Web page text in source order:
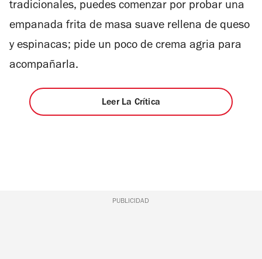
tradicionales, puedes comenzar por probar una
empanada frita de masa suave rellena de queso
y espinacas; pide un poco de crema agria para
acompañarla.
Leer La Crítica
PUBLICIDAD